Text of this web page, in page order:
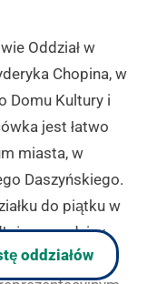
Oddział w
Chopina, w
Domu Kultury i
jest łatwo
miasta, w
Daszyńskiego.
do piątku w
godziny
placówek
oddziałów